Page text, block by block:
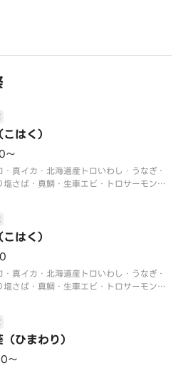
はく）
〜
・真イカ・北海道産トロいわし・うなぎ・
塩さば・真鯛・生車エビ・トロサーモン・
ロ中トロ使用〉
定〉2026年9月30日（水）まで
はく）
・真イカ・北海道産トロいわし・うなぎ・
塩さば・真鯛・生車エビ・トロサーモン・
ロ中トロ使用〉
定〉2026年9月30日（水）まで
ひまわり）
〜